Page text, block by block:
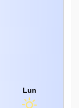
Lun